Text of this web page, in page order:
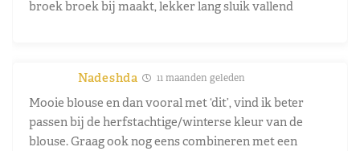
broek broek bij maakt, lekker lang sluik vallend
Nadeshda 11 maanden geleden
Mooie blouse en dan vooral met ‘dit’, vind ik beter
passen bij de herfstachtige/winterse kleur van de
blouse. Graag ook nog eens combineren met een